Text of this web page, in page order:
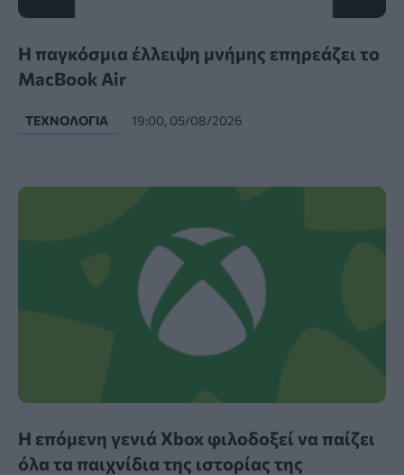
Η παγκόσμια έλλειψη μνήμης επηρεάζει το
MacBook Air
ΤΕΧΝΟΛΟΓΊΑ 19:00, 05/08/2026
Η επόμενη γενιά Xbox φιλοδοξεί να παίζει
όλα τα παιχνίδια της ιστορίας της